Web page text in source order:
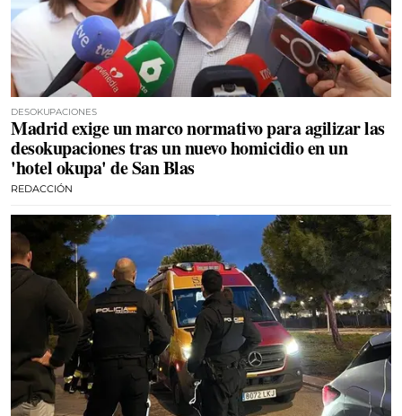
DESOKUPACIONES
Madrid exige un marco normativo para agilizar las
desokupaciones tras un nuevo homicidio en un
'hotel okupa' de San Blas
REDACCIÓN